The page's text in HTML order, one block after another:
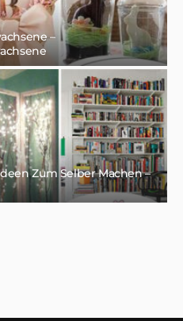
–
Zum Selber Machen –